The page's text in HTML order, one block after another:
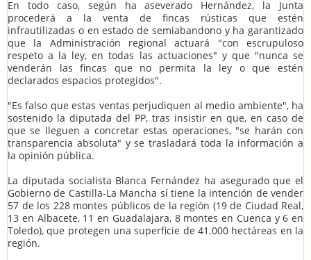
En todo caso, según ha aseverado Hernández, la Junta
procederá a la venta de fincas rústicas que estén
infrautilizadas o en estado de semiabandono y ha garantizado
que la Administración regional actuará "con escrupuloso
respeto a la ley, en todas las actuaciones" y que "nunca se
venderán las fincas que no permita la ley o que estén
declarados espacios protegidos".
"Es falso que estas ventas perjudiquen al medio ambiente", ha
sostenido la diputada del PP, tras insistir en que, en caso de
que se lleguen a concretar estas operaciones, "se harán con
transparencia absoluta" y se trasladará toda la información a
la opinión pública.
La diputada socialista Blanca Fernández ha asegurado que el
Gobierno de Castilla-La Mancha sí tiene la intención de vender
57 de los 228 montes públicos de la región (19 de Ciudad Real,
13 en Albacete, 11 en Guadalajara, 8 montes en Cuenca y 6 en
Toledo), que protegen una superficie de 41.000 hectáreas en la
región.